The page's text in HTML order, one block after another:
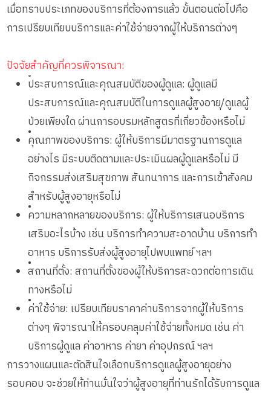
เมื่อทราบประเภทของบริการที่ต้องการแล้ว ขั้นตอนต่อไปคือ
การเปรียบเทียบบริการและค่าใช้จ่ายจากผู้ให้บริการต่างๆ
ปัจจัยสำคัญที่ควรพิจารณา:
•
ประสบการณ์และคุณสมบัติของผู้ดูแล: ผู้ดูแลมี
ประสบการณ์และคุณสมบัติในการดูแลผู้สูงอายุ/ดูแลผู้
ป่วยเพียงใด ผ่านการอบรมหลักสูตรที่เกี่ยวข้องหรือไม่
•
คุณภาพของบริการ: ผู้ให้บริการมีมาตรฐานการดูแล
อย่างไร มีระบบติดตามและประเมินผลผู้ดูแลหรือไม่ มี
กิจกรรมส่งเสริมสุขภาพ สันทนาการ และการเข้าสังคม
สำหรับผู้สูงอายุหรือไม่
•
ความหลากหลายของบริการ: ผู้ให้บริการเสนอบริการ
เสริมอะไรบ้าง เช่น บริการทำความสะอาดบ้าน บริการทำ
อาหาร บริการรับส่งผู้สูงอายุไปพบแพทย์ ฯลฯ
•
สถานที่ตั้ง: สถานที่ตั้งของผู้ให้บริการสะดวกต่อการเดิน
ทางหรือไม่
•
ค่าใช้จ่าย: เปรียบเทียบราคาค่าบริการจากผู้ให้บริการ
ต่างๆ พิจารณาให้ครอบคลุมค่าใช้จ่ายทั้งหมด เช่น ค่า
บริการผู้ดูแล ค่าอาหาร ค่ายา ค่าอุปกรณ์ ฯลฯ
การวางแผนและตัดสินใจเลือกบริการดูแลผู้สูงอายุอย่าง
รอบคอบ จะช่วยให้ท่านมั่นใจว่าผู้สูงอายุที่ท่านรักได้รับการดูแล